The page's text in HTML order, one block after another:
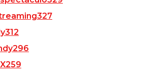
327
312
296
259